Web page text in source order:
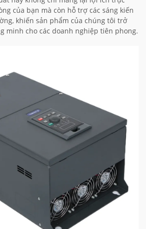
của bạn mà còn hỗ trợ các sáng kiến
khiến sản phẩm của chúng tôi trở
minh cho các doanh nghiệp tiên phong.